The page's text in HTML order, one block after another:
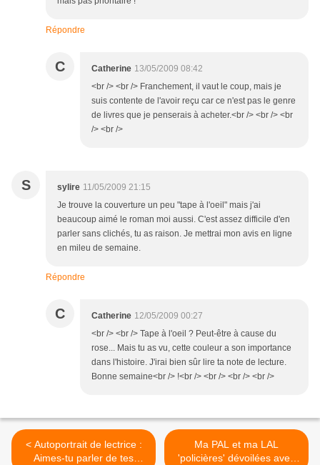
Répondre
C Catherine 13/05/2009 08:42
<br /> <br /> Franchement, il vaut le coup, mais je
suis contente de l'avoir reçu car ce n'est pas le genre
de livres que je penserais à acheter.<br /> <br /> <br
/> <br />
S sylire 11/05/2009 21:15
Je trouve la couverture un peu "tape à l'oeil" mais j'ai
beaucoup aimé le roman moi aussi. C'est assez difficile d'en
parler sans clichés, tu as raison. Je mettrai mon avis en ligne
en mileu de semaine.
Répondre
C Catherine 12/05/2009 00:27
<br /> <br /> Tape à l'oeil ? Peut-être à cause du
rose... Mais tu as vu, cette couleur a son importance
dans l'histoire. J'irai bien sûr lire ta note de lecture.
Bonne semaine<br /> !<br /> <br /> <br /> <br />
< Autoportrait de lectrice :
Aimes-tu parler de tes
Ma PAL et ma LAL
'policières' dévoilées avec